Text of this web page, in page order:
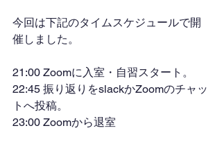
今回は下記のタイムスケジュールで開
催しました。
21:00 Zoomに入室・自習スタート。
22:45 振り返りをslackかZoomのチャッ
トへ投稿。
23:00 Zoomから退室